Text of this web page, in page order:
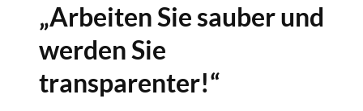
„Arbeiten Sie sauber und
werden Sie
transparenter!“